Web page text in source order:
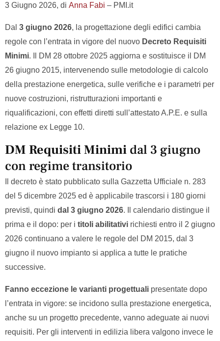
3 Giugno 2026, di Anna Fabi – PMI.it
Dal 3 giugno 2026, la progettazione degli edifici cambia
regole con l’entrata in vigore del nuovo Decreto Requisiti
Minimi. Il DM 28 ottobre 2025 aggiorna e sostituisce il DM
26 giugno 2015, intervenendo sulle metodologie di calcolo
della prestazione energetica, sulle verifiche e i parametri per
nuove costruzioni, ristrutturazioni importanti e
riqualificazioni, con effetti diretti sull’attestato A.P.E. e sulla
relazione ex Legge 10.
DM Requisiti Minimi dal 3 giugno
con regime transitorio
Il decreto è stato pubblicato sulla Gazzetta Ufficiale n. 283
del 5 dicembre 2025 ed è applicabile trascorsi i 180 giorni
previsti, quindi dal 3 giugno 2026. Il calendario distingue il
prima e il dopo: per i titoli abilitativi richiesti entro il 2 giugno
2026 continuano a valere le regole del DM 2015, dal 3
giugno il nuovo impianto si applica a tutte le pratiche
successive.
Fanno eccezione le varianti progettuali presentate dopo
l’entrata in vigore: se incidono sulla prestazione energetica,
anche su un progetto precedente, vanno adeguate ai nuovi
requisiti. Per gli interventi in edilizia libera valgono invece le